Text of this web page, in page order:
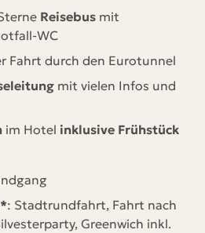
Reisebus mit
WC
Fahrt durch den Eurotunnel
mit vielen Infos und
im Hotel inklusive Frühstück
: Stadtrundfahrt, Fahrt nach
Greenwich inkl.